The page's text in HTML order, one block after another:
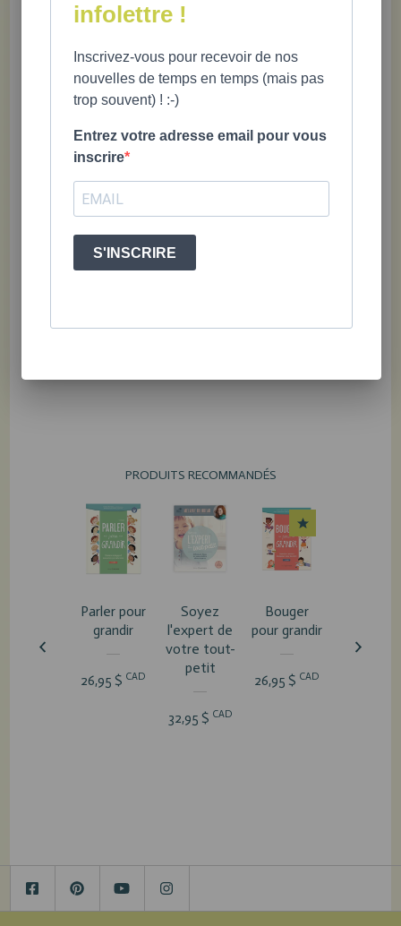
Mélanie Bilodeau,
périnatalité et petite enfance
7 X 9"; 132 pages;
pétit, les amis!
Mélanie Bilodeau et L
Illustrations de Nadia Berghella
Album jeunesse; 8,5 X 8,5"; 24
PRODUITS RECOMMANDÉS
Parler pour
grandir
26,95 $ CAD
Soyez
l'expert de
votre tout-
petit
32,95 $ CAD
Bouger
pour grandir
26,95 $ CAD
infolettre !
Inscrivez-vous pour recevoir de nos
nouvelles de temps en temps (mais pas
trop souvent) ! :-)
Entrez votre adresse email pour vous
inscrire
S'INSCRIRE